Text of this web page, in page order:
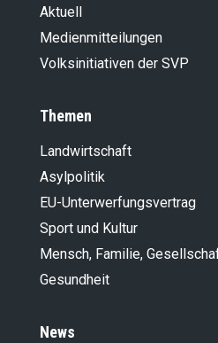
Aktuell
Medienmitteilungen
Volksinitiativen der SVP
Themen
Landwirt­schaft
Asylpolitik
EU-Unterwerfungsvertrag
Sport und Kultur
Mensch, Familie,
Gesundheit
News